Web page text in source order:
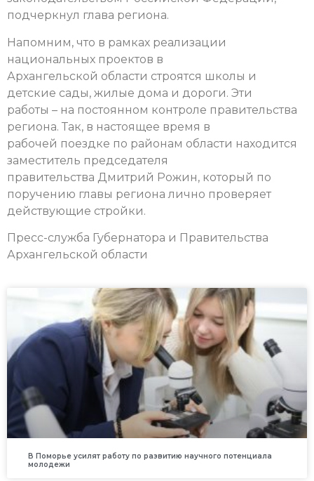
подчеркнул глава региона.
Напомним, что в рамках реализации
национальных проектов в
Архангельской области строятся школы и
детские сады, жилые дома и дороги. Эти
работы – на постоянном контроле правительства
региона. Так, в настоящее время в
рабочей поездке по районам области находится
заместитель председателя
правительства Дмитрий Рожин, который по
поручению главы региона лично проверяет
действующие стройки.
Пресс-служба Губернатора и Правительства
Архангельской области
В Поморье усилят работу по развитию научного потенциала
молодежи